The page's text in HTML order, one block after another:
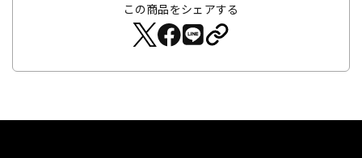
この商品をシェアする